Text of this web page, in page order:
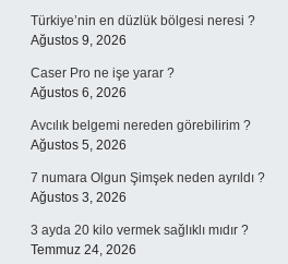
Türkiye’nin en düzlük bölgesi neresi ?
Ağustos 9, 2026
Caser Pro ne işe yarar ?
Ağustos 6, 2026
Avcılık belgemi nereden görebilirim ?
Ağustos 5, 2026
7 numara Olgun Şimşek neden ayrıldı ?
Ağustos 3, 2026
3 ayda 20 kilo vermek sağlıklı mıdır ?
Temmuz 24, 2026